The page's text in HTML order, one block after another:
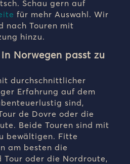
Schau gern auf
für mehr Auswahl. Wir
nach Touren mit
hinzu.
Norwegen passt zu
durchschnittlicher
Erfahrung auf dem
sind,
de Dovre oder die
Beide Touren sind mit
bewältigen. Fitte
am besten die
Tour oder die Nordroute,